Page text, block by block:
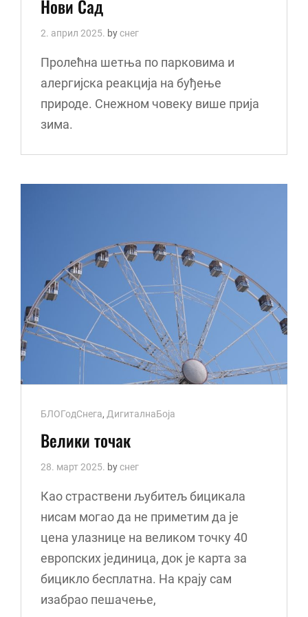
Нови Сад
2. април 2025. byснег
Пролећна шетња по парковима и
алергијска реакција на буђење
природе. Снежном човеку више прија
зима.
Cat
Links
БЛОГодСнега, ДигиталнаБоја
Велики точак
28. март 2025. byснег
Као страствени љубитељ бицикала
нисам могао да не приметим да је
цена улазнице на великом точку 40
европских јединица, док је карта за
бицикло бесплатна. На крају сам
изабрао пешачење,